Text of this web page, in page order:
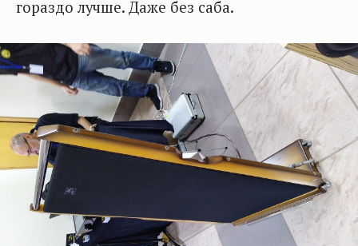
гораздо лучше. Даже без саба.